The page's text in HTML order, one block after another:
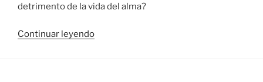
detrimento de la vida del alma?
Continuar leyendo«La